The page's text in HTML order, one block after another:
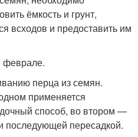
ёмкость и грунт,
всходов и предоставить им
феврале.
перца из семян.
применяется
способ, во втором —
пересадкой.